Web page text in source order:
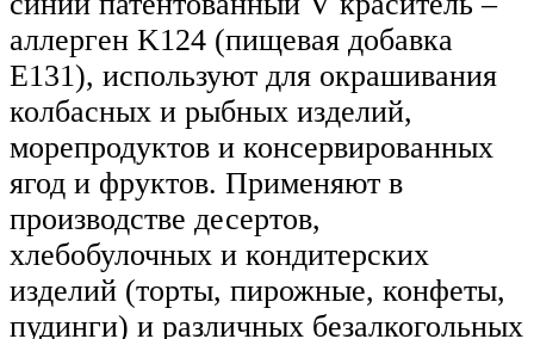
аллерген K124 (пищевая добавка
Е131), используют для окрашивания
колбасных и рыбных изделий,
морепродуктов и консервированных
ягод и фруктов. Применяют в
производстве десертов,
хлебобулочных и кондитерских
изделий (торты, пирожные, конфеты,
пудинги) и различных безалкогольных